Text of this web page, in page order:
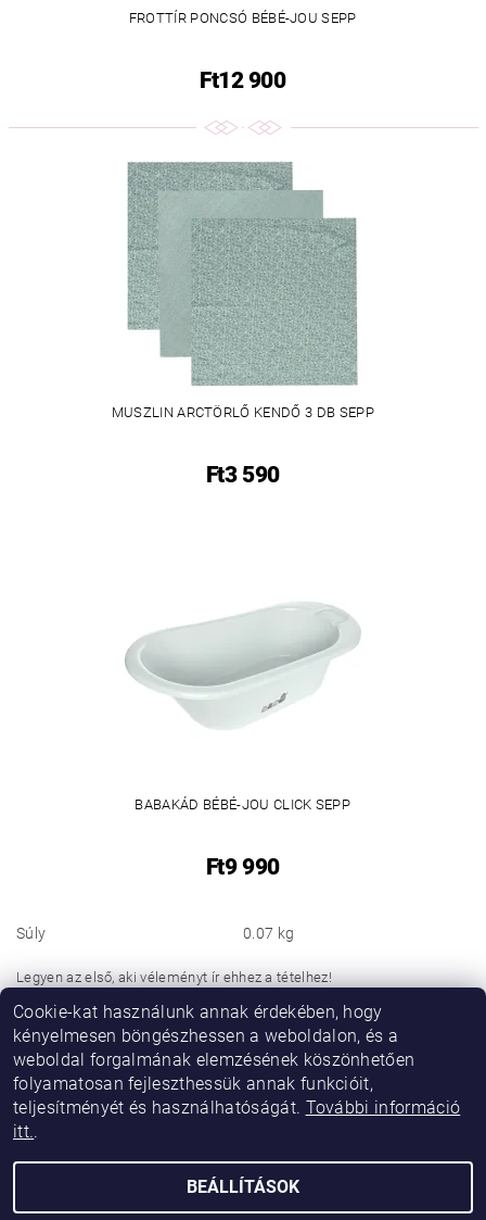
FROTTÍR PONCSÓ BÉBÉ-JOU SEPP
Ft12 900
MUSZLIN ARCTÖRLŐ KENDŐ 3 DB SEPP
Ft3 590
BABAKÁD BÉBÉ-JOU CLICK SEPP
Ft9 990
Súly 0.07 kg
Legyen az első, aki véleményt ír ehhez a tételhez!
Hozzászólás hozzáadása
2026 © Vikibaby, minden jog fenntartva.
Cookie-kat használunk annak érdekében, hogy
kényelmesen böngészhessen a weboldalon, és a
weboldal forgalmának elemzésének köszönhetően
folyamatosan fejleszthessük annak funkcióit,
teljesítményét és használhatóságát. További információ
itt..
BEÁLLÍTÁSOK